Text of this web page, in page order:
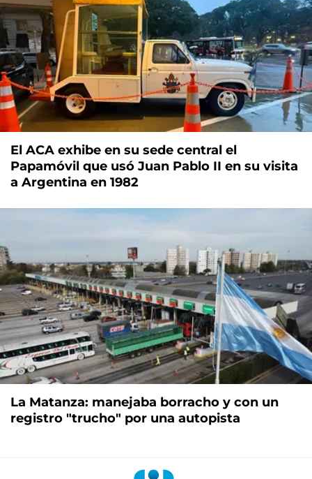
El ACA exhibe en su sede central el
Papamóvil que usó Juan Pablo II en su visita
a Argentina en 1982
La Matanza: manejaba borracho y con un
registro "trucho" por una autopista